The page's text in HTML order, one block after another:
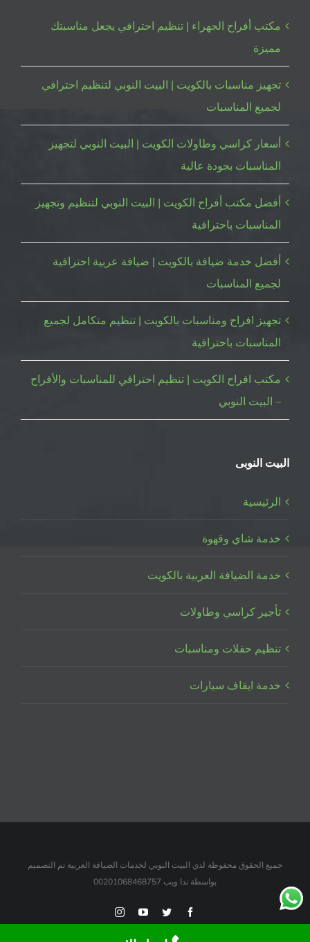
مكتب أفراح الجهراء | تنظيم احترافي يجعل مناسبتك
مميزة
تجهيز مناسبات بالكويت | البيت النوبي لتنظيم احترافي
لجميع المناسبات
أسعار كراسي وطاولات الكويت | البيت النوبي لتجهيز
المناسبات بجودة عالية
أفضل مكتب أفراح الكويت | البيت النوبي لتنظيم وتجهيز
المناسبات باحترافية
أفضل خدمة ضيافة بالكويت | ضيافة عربية احترافية
لجميع المناسبات
تجهيز افراح ومناسبات بالكويت | تنظيم متكامل لجميع
المناسبات باحترافية
مكتب افراح الكويت | تنظيم احترافي للمناسبات والأفراح
– البيت النوبي
البيت النوبى
الرئيسية
خدمة شاي وقهوة
خدمة الضيافة العربية بالكويت
تأجير كراسي وطاولات
تنظيم حفلات ومناسبات
خدمة ايقاف سيارات
جميع الحقوق محفوظة لدي البيت النوبي لخدمات الضيافة العربية تم التصميم
بواسطة ندا ويب 00201068468757
Facebook
Twitter
YouTube
Instagram